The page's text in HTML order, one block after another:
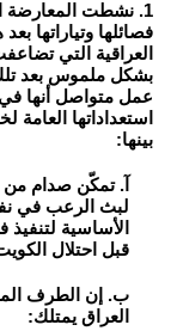
فصائلها وتياراتها
العراقية التي
بشكل ملموس بعد
عمل متواصل أنها
استعداداتها
بينها:
آ. تمكّن صدام من
لبث الرعب في
الأساسية
قبل احتلال
ب. إن الطرف
العراق يمتلك: